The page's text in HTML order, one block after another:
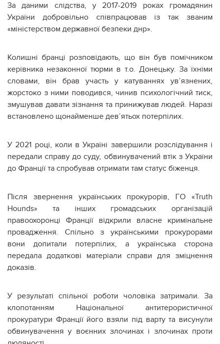
За даними слідства, у 2017-2019 роках громадянин
України добровільно співпрацював із так званим
«міністерством державної безпеки днр».
Колишні бранці розповідають, що він був помічником
керівника незаконної тюрми в т.о. Донецьку. За їхніми
словами, він брав участь у катуваннях ув’язнених,
жорстоко з ними поводився, чинив психологічний тиск,
змушував давати зізнання та принижував людей. Наразі
встановлено щонайменше дев’ятьох потерпілих.
У 2021 році, коли в Україні завершили розслідування і
передали справу до суду, обвинувачений втік з України
до Франції та спробував отримати там статус біженця.
Після звернення українських прокурорів, ГО «Truth
Hounds» та інших громадських організацій
правоохоронці Франції відкрили власне кримінальне
провадження. Спільно з українськими прокурорами
вони допитали потерпілих, а українська сторона
передала додаткові матеріали справи для зміцнення
доказів.
У результаті спільної роботи чоловіка затримали. За
клопотанням Національної антитерористичної
прокуратури Франції його взяли під варту та висунули
обвинувачення у воєнних злочинах і злочинах проти